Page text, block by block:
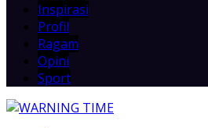
Inspirasi
Profil
Ragam
Opini
Sport